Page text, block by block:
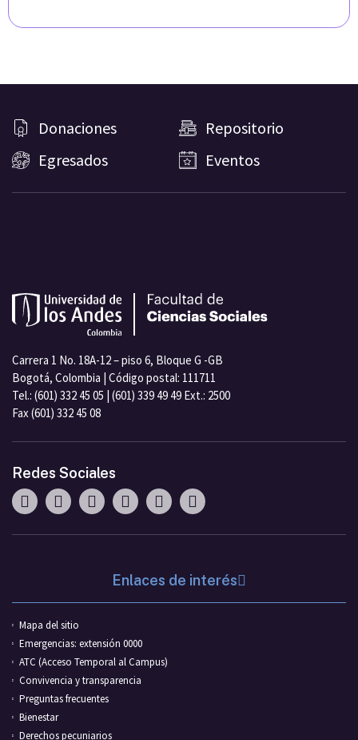
Donaciones
Repositorio
Egresados
Eventos
Carrera 1 No. 18A-12 – piso 6, Bloque G -GB
Bogotá, Colombia | Código postal: 111711
Tel.: (601) 332 45 05 | (601) 339 49 49 Ext.: 2500
Fax (601) 332 45 08
Redes Sociales
Enlaces de interés
Mapa del sitio
Emergencias: extensión 0000
ATC (Acceso Temporal al Campus)
Convivencia y transparencia
Preguntas frecuentes
Bienestar
Derechos pecuniarios